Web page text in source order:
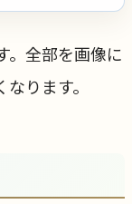
。全部を画像に
ります。